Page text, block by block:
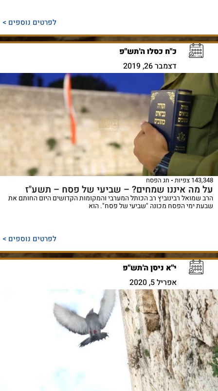
לפרטים נוספים >
כ"ח כסלו ה'תש"פ
דצמבר 26, 2019
143,348 צפיות חג הפסח
על מה איננו שמחים? – שביעי של פסח – תשע"ז
הרב שמואל רבינוביץ רב הכותל המערבי והמקומות הקדושים היום החותם את
שבעת ימי הפסח מכונה "שביעי של פסח". הוא
לפרטים נוספים >
י"א ניסן ה'תש"פ
אפריל 5, 2020